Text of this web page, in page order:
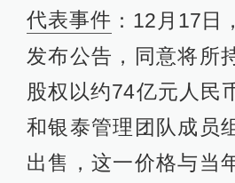
代表事件 ：12月17日
发布公告，同意将所
股权以约74亿元人民
和银泰管理团队成员
出售，这一价格与当